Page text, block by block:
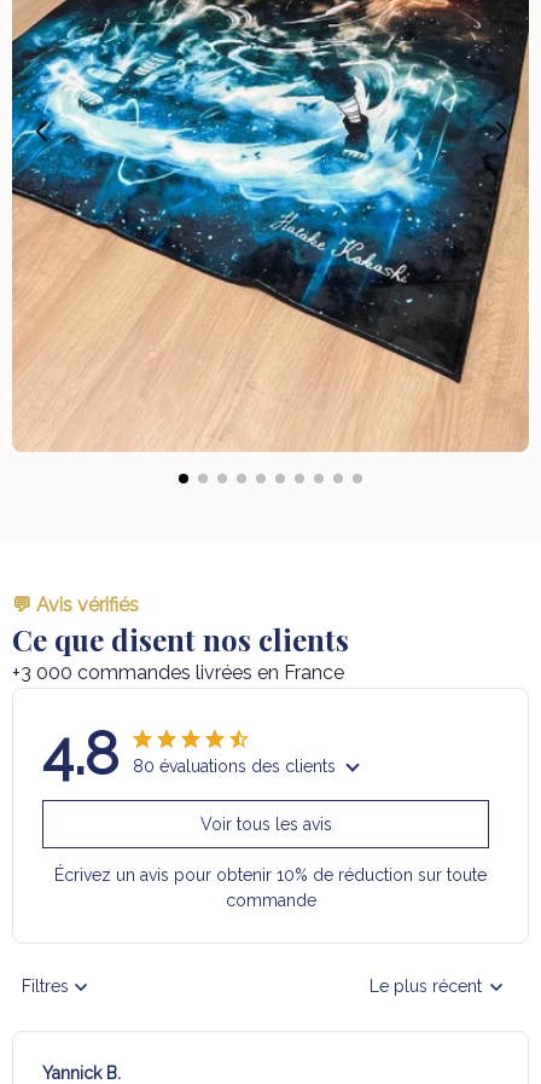
💬 Avis vérifiés
Ce que disent nos clients
+3 000 commandes livrées en France
4.8 80 évaluations des clients
Voir tous les avis
Écrivez un avis pour obtenir 10% de réduction sur toute
commande
Filtres Le plus récent
Yannick B.